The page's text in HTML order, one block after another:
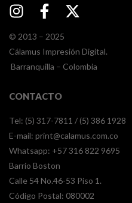
© 2013 – 2025
Cálamus Impresión Digital.
Barranquilla – Colombia
CONTACTO
Tel: (5) 317-7811 / (5) 386 1928
E-mail: print@calamus.com.co
Whatsapp: +57 316 822 9695
Barrio Boston
Calle 54 No.46-53 Piso 1.
Código Postal: 080002